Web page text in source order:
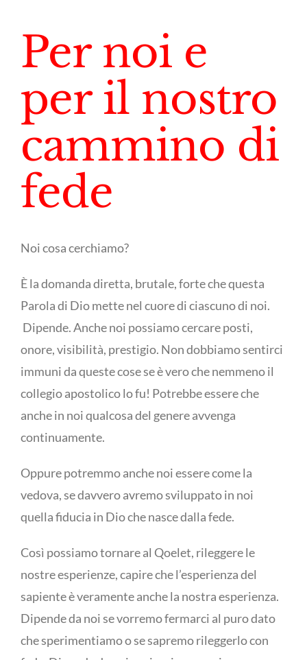
Per noi e
per il nostro
cammino di
fede
Noi cosa cerchiamo?
È la domanda diretta, brutale, forte che questa
Parola di Dio mette nel cuore di ciascuno di noi.
Dipende. Anche noi possiamo cercare posti,
onore, visibilità, prestigio. Non dobbiamo sentirci
immuni da queste cose se è vero che nemmeno il
collegio apostolico lo fu! Potrebbe essere che
anche in noi qualcosa del genere avvenga
continuamente.
Oppure potremmo anche noi essere come la
vedova, se davvero avremo sviluppato in noi
quella fiducia in Dio che nasce dalla fede.
Così possiamo tornare al Qoelet, rileggere le
nostre esperienze, capire che l’esperienza del
sapiente è veramente anche la nostra esperienza.
Dipende da noi se vorremo fermarci al puro dato
che sperimentiamo o se sapremo rileggerlo con